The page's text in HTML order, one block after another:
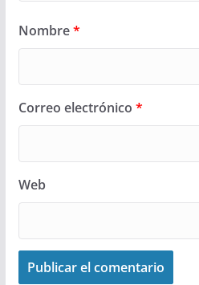
Nombre*
Correo electrónico *
Web